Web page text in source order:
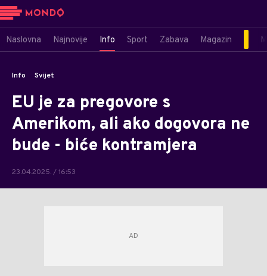
Naslovna Najnovije Info Sport Zabava Magazin
Info Svijet
EU je za pregovore s
Amerikom, ali ako dogovora ne
bude - biće kontramjera
23.04.2025. / 16:53